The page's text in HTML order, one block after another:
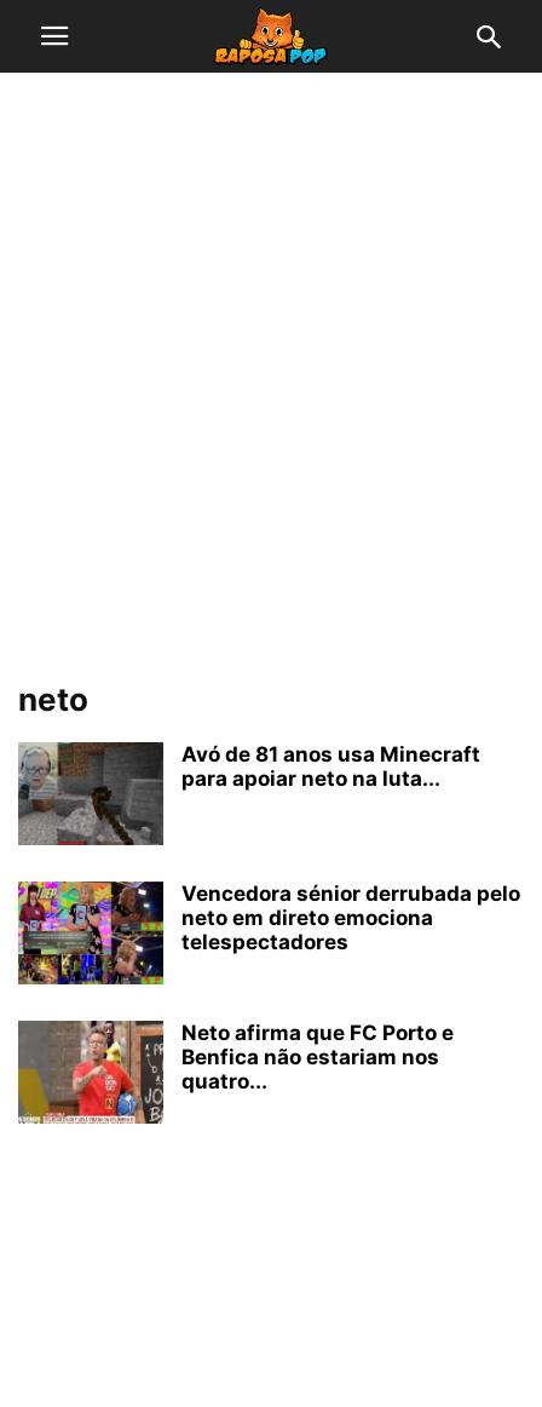
neto
Avó de 81 anos usa Minecraft
para apoiar neto na luta...
Vencedora sénior derrubada pelo
neto em direto emociona
telespectadores
Neto afirma que FC Porto e
Benfica não estariam nos
quatro...